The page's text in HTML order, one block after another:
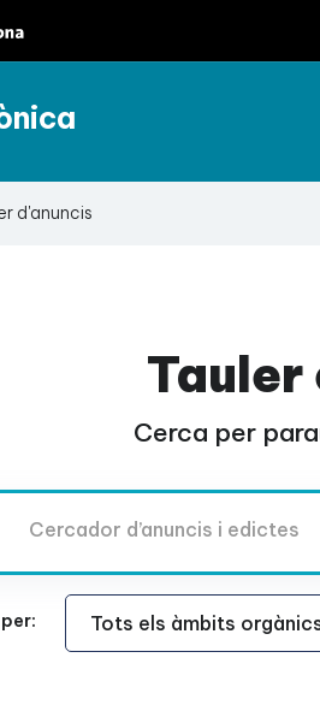
d'anuncis
Tauler
Cerca per
Àmbit Funcional